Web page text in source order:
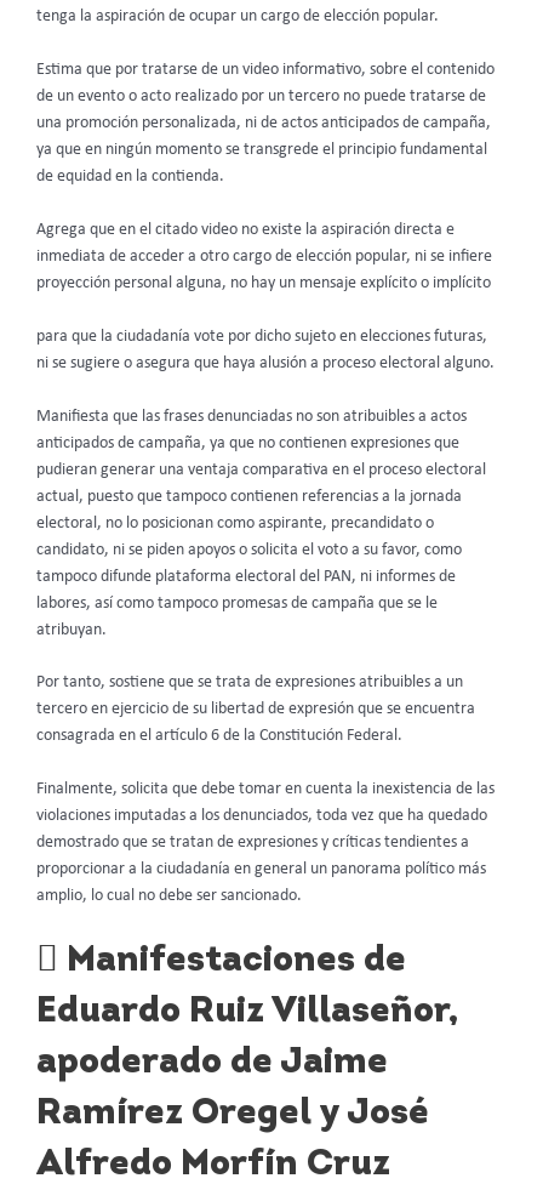
tenga la aspiración de ocupar un cargo de elección popular.
Estima que por tratarse de un video informativo, sobre el contenido
de un evento o acto realizado por un tercero no puede tratarse de
una promoción personalizada, ni de actos anticipados de campaña,
ya que en ningún momento se transgrede el principio fundamental
de equidad en la contienda.
Agrega que en el citado video no existe la aspiración directa e
inmediata de acceder a otro cargo de elección popular, ni se infiere
proyección personal alguna, no hay un mensaje explícito o implícito
para que la ciudadanía vote por dicho sujeto en elecciones futuras,
ni se sugiere o asegura que haya alusión a proceso electoral alguno.
Manifiesta que las frases denunciadas no son atribuibles a actos
anticipados de campaña, ya que no contienen expresiones que
pudieran generar una ventaja comparativa en el proceso electoral
actual, puesto que tampoco contienen referencias a la jornada
electoral, no lo posicionan como aspirante, precandidato o
candidato, ni se piden apoyos o solicita el voto a su favor, como
tampoco difunde plataforma electoral del PAN, ni informes de
labores, así como tampoco promesas de campaña que se le
atribuyan.
Por tanto, sostiene que se trata de expresiones atribuibles a un
tercero en ejercicio de su libertad de expresión que se encuentra
consagrada en el artículo 6 de la Constitución Federal.
Finalmente, solicita que debe tomar en cuenta la inexistencia de las
violaciones imputadas a los denunciados, toda vez que ha quedado
demostrado que se tratan de expresiones y críticas tendientes a
proporcionar a la ciudadanía en general un panorama político más
amplio, lo cual no debe ser sancionado.
 Manifestaciones de
Eduardo Ruiz Villaseñor,
apoderado de Jaime
Ramírez Oregel y José
Alfredo Morfín Cruz